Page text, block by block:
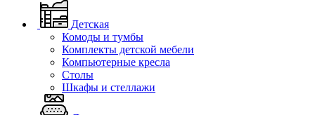
Детская
Комоды и тумбы
Комплекты детской мебели
Компьютерные кресла
Столы
Шкафы и стеллажи